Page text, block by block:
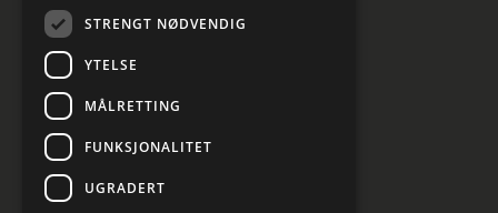
Cookies innstillinger
STRENGT NØDVENDIG
YTELSE
MÅLRETTING
FUNKSJONALITET
UGRADERT